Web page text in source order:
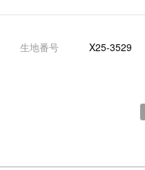
生地番号 X25-3529